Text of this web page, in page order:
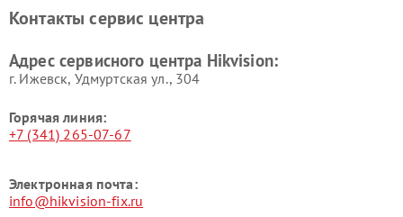
Контакты сервис центра
Адрес сервисного центра Hikvision:
г. Ижевск, Удмуртская ул., 304
Горячая линия:
+7 (341) 265-07-67
Электронная почта:
info@hikvision-fix.ru